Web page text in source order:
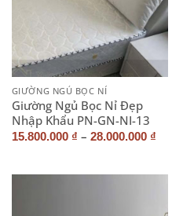
GIƯỜNG NGỦ BỌC NỈ
Giường Ngủ Bọc Nỉ Đẹp
Nhập Khẩu PN-GN-NI-13
15.800.000 ₫ – 28.000.000 ₫